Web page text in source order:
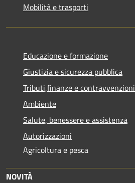
Mobilità e trasporti
Educazione e formazione
Giustizia e sicurezza pubblica
Tributi,finanze e contravvenzioni
Ambiente
Salute, benessere e assistenza
Autorizzazioni
Agricoltura e pesca
NOVITÀ